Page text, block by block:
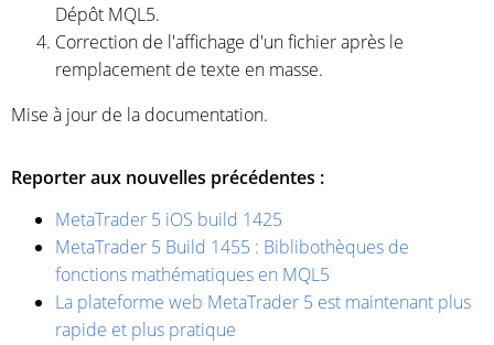
Dépôt MQL5.
Correction de l'affichage d'un fichier après le
remplacement de texte en masse.
Mise à jour de la documentation.
Reporter aux nouvelles précédentes :
MetaTrader 5 iOS build 1425
MetaTrader 5 Build 1455 : Biblibothèques de
fonctions mathématiques en MQL5
La plateforme web MetaTrader 5 est maintenant plus
rapide et plus pratique